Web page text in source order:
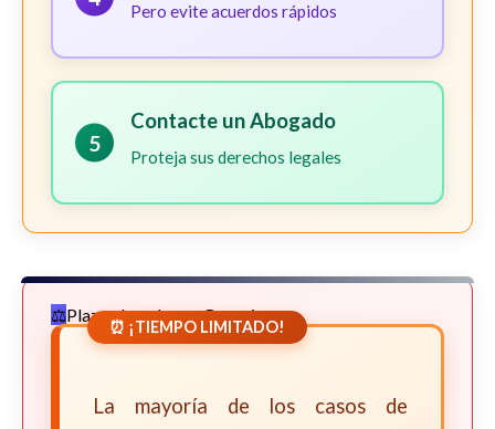
Pero evite acuerdos rápidos
5
Contacte un Abogado
Proteja sus derechos legales
Plazos Legales en Georgia
⏰ ¡TIEMPO LIMITADO!
La mayoría de los casos de